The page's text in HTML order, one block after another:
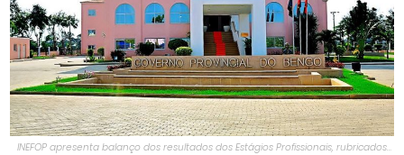
INEFOP apresenta balanço dos resultados dos Estágios Profissionais, rubricados